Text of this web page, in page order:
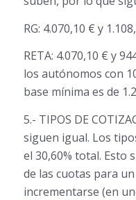
RG: 4.070,10 € y
RETA: 4.070,10 € y
los autónomos con
base mínima es de
5.- TIPOS DE
siguen igual. Los
el 30,60% total. Esto
de las cuotas para
incrementarse (en